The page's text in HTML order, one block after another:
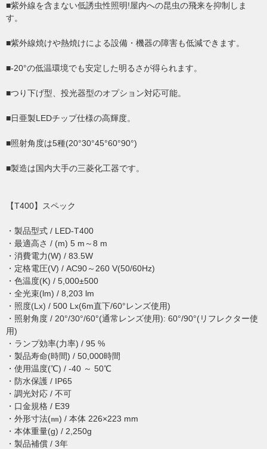
■紫外線を含まない低誘虫性照明!屋内への昆虫の飛来を抑制しま
す。
■紫外線焼けや熱焼けによる設備・機器の障害も低減できます。
■-20°の低温環境でも安定した明るさが得られます。
■つり下げ型、投光器型のオプション対応可能。
■日亜製LEDチップ仕様の高輝度。
■照射角度は5種(20°30°45°60°90°)
■製造は国内大手の三菱化工器です。
【T400】スペック
・製品型式 / LED-T400
・最適高さ / (m) 5 m～8 m
・消費電力(W) / 83.5W
・定格電圧(V) / AC90～260 V(50/60Hz)
・色温度(K) / 5,000±500
・全光束(lm) / 8,203 lm
・照度(Lx) / 500 Lx(6m直下/60°レンズ使用)
・照射角度 / 20°/30°/60°(通常レンズ使用): 60°/90°(リフレクター使
用)
・ランプ効率(力率) / 95 %
・製品寿命(時間) / 50,000時間
・使用温度(℃) / ‐40 ～ 50℃
・防水保護 / IP65
・調光対応 / 不可
・口金規格 / E39
・外形寸法(㎜) / 本体 226×223 mm
・本体重量(g) / 2,250g
・製品補償 / 3年